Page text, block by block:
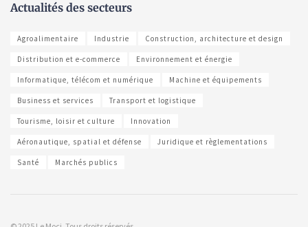
Actualités des secteurs
Agroalimentaire Industrie Construction, architecture et design
Distribution et e-commerce Environnement et énergie
Informatique, télécom et numérique Machine et équipements
Business et services Transport et logistique
Tourisme, loisir et culture Innovation
Aéronautique, spatial et défense Juridique et règlementations
Santé Marchés publics